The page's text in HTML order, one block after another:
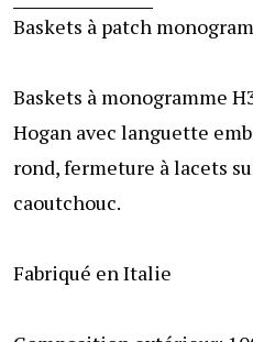
Baskets à patch
Baskets à monogramme
Hogan avec languette
rond, fermeture à lacets
caoutchouc.
Fabriqué en Italie